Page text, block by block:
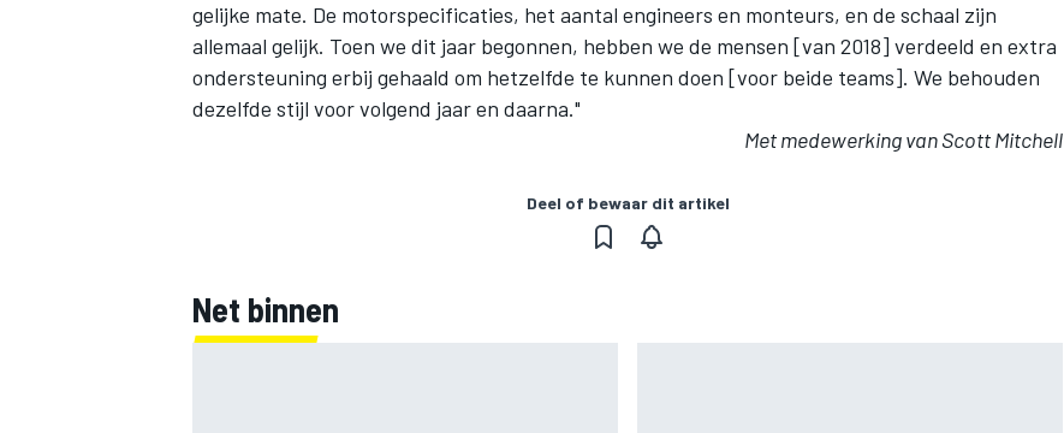
gelijke mate. De motorspecificaties, het aantal engineers en monteurs, en de schaal zijn
allemaal gelijk. Toen we dit jaar begonnen, hebben we de mensen [van 2018] verdeeld en extra
ondersteuning erbij gehaald om hetzelfde te kunnen doen [voor beide teams]. We behouden
dezelfde stijl voor volgend jaar en daarna."
Met medewerking van Scott Mitchell
Deel of bewaar dit artikel
Net binnen